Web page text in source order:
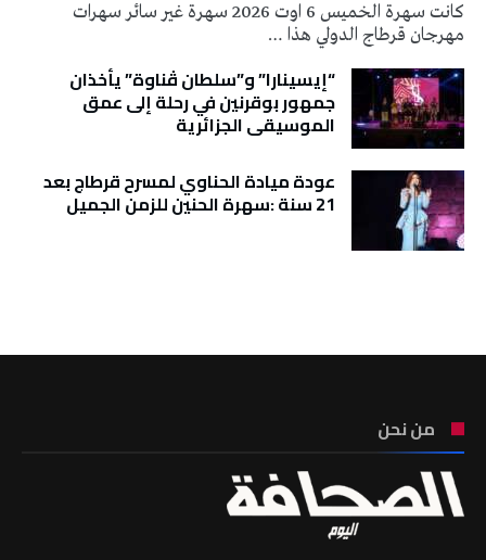
كانت سهرة الخميس 6 اوت 2026 سهرة غير سائر سهرات
مهرجان قرطاج الدولي هذا …
“إيسينارا” و”سلطان ڤناوة” يأخذان
جمهور بوقرنين في رحلة إلى عمق
الموسيقى الجزائرية
عودة ميادة الحناوي لمسرح قرطاج بعد
21 سنة :سهرة الحنين للزمن الجميل
من نحن